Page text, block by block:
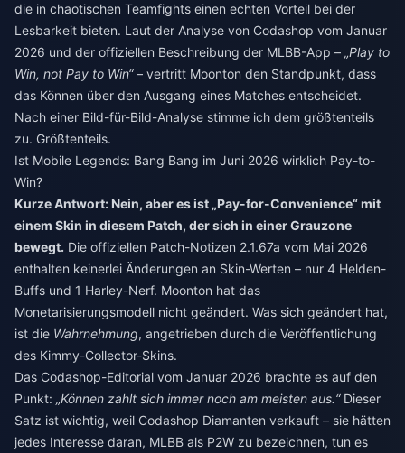
die in chaotischen Teamfights einen echten Vorteil bei der
Lesbarkeit bieten. Laut der Analyse von Codashop vom Januar
2026 und der offiziellen Beschreibung der MLBB-App – „Play to
Win, not Pay to Win“– vertritt Moonton den Standpunkt, dass
das Können über den Ausgang eines Matches entscheidet.
Nach einer Bild-für-Bild-Analyse stimme ich dem größtenteils
zu. Größtenteils.
Ist Mobile Legends: Bang Bang im Juni 2026 wirklich Pay-to-
Win?
Kurze Antwort: Nein, aber es ist „Pay-for-Convenience“ mit
einem Skin in diesem Patch, der sich in einer Grauzone
bewegt. Die offiziellen Patch-Notizen 2.1.67a vom Mai 2026
enthalten keinerlei Änderungen an Skin-Werten – nur 4 Helden-
Buffs und 1 Harley-Nerf. Moonton hat das
Monetarisierungsmodell nicht geändert. Was sich geändert hat,
ist die Wahrnehmung, angetrieben durch die Veröffentlichung
des Kimmy-Collector-Skins.
Das Codashop-Editorial vom Januar 2026 brachte es auf den
Punkt: „Können zahlt sich immer noch am meisten aus.“Dieser
Satz ist wichtig, weil Codashop Diamanten verkauft – sie hätten
jedes Interesse daran, MLBB als P2W zu bezeichnen, tun es